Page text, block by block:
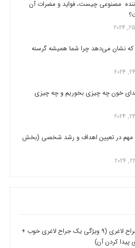
مصنوعی چیست، فواید و مضرات آن
که نشان می‌دهد چرا شما همیشه گرسنه
خون چه چیزی بخوریم و چه چیزی
مهم در تعیین اهداف و رشد شخصی (بخش
بهترین جراح لاغری (9 ویژگی یک جراح لاغری خوب +
کردن آن)